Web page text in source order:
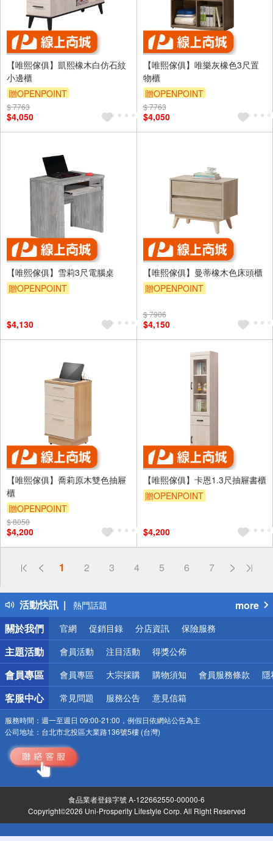
【唯熙傢俱】凱熙橡木白仿石紋
小邊櫃
贈OPENPOINT
$ 7763
$4,050
【唯熙傢俱】唯樂灰橡色3尺置
物櫃
贈OPENPOINT
$ 7763
$4,050
【唯熙傢俱】雪莉3尺電腦桌
贈OPENPOINT
$4,130
【唯熙傢俱】曼蒂橡木色床頭櫃
贈OPENPOINT
$ 7906
$4,150
【唯熙傢俱】喬莉原木雙色抽屜
櫃
贈OPENPOINT
$ 8050
$4,200
【唯熙傢俱】卡恩1.3尺抽屜書櫃
贈OPENPOINT
$4,200
1 2 3 4 5 6 7
活動快訊
偏遠地區配送
得獎公告
熱門話題
銀行優惠
偏遠地區配送
詐騙網頁！請小心！
more
關於我們
官網 促銷目錄 分店資訊 保險服務
主題活動 會員活動 注目活動 得獎公佈
會員專區 會員專區 大宗採購 購物須知 會員服務條款 隱
客服中心 常見問題 服務公告 意見信箱
服務時間： 週一至週日 09:00-21:00，例假日依網站公告為主
公司地址： 台北市北投區大業路136號5樓 (台灣)
食品業者登錄字號 A-122662550-00000-6
Copyright©2026 Uni-Prosperity Lifestyle Corp. All Right Reserved